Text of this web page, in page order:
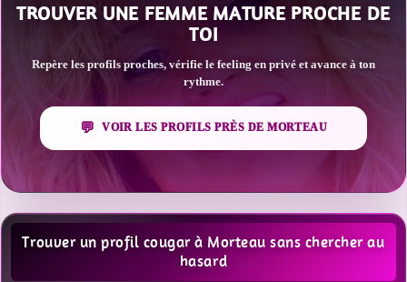
TROUVER UNE FEMME MATURE PROCHE DE
TOI
Repère les profils proches, vérifie le feeling en privé et avance à ton
rythme.
VOIR LES PROFILS PRÈS DE MORTEAU
Trouver un profil cougar à Morteau sans chercher au
hasard